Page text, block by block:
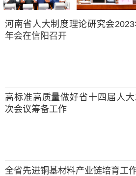
河南省人大制度理论研究会2023
年会在信阳召开
高标准高质量做好省十四届人大
次会议筹备工作
全省先进铜基材料产业链培育工